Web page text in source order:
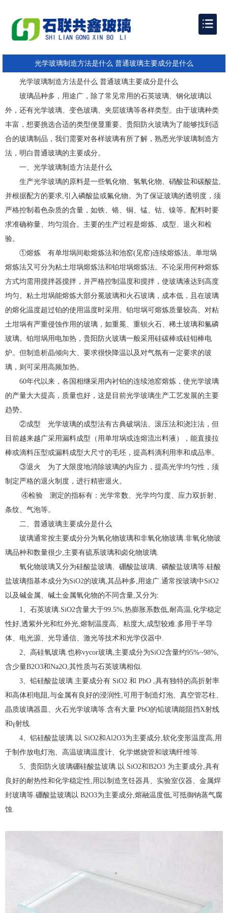
光学玻璃制造方法是什么 普通玻璃主要成分是什么
光学玻璃制造方法是什么 普通玻璃主要成分是什么
玻璃品种多，用途广，除了常见常用的石英玻璃、钢化玻璃以
外，还有光学玻璃、变色玻璃、夹层玻璃等各样类型。由于玻璃种类
丰富，想要挑选合适的类型便显重要。贵阳防火玻璃为了能够找到适
合的玻璃制品，我们需要对各样玻璃有所了解，熟悉光学玻璃制造方
法，明白普通玻璃的主要成分。
一、光学玻璃制造方法是什么
生产光学玻璃的原料是一些氧化物、氢氧化物、硝酸盐和碳酸盐,
并根据配方的要求,引入磷酸盐或氟化物。为了保证玻璃的透明度，须
严格控制着色杂质的含量，如铁、铬、铜、锰、钴、镍等。配料时要
求准确称量、均匀混合。主要的生产过程是熔炼、成型、退火和检
验。
①熔炼 有单坩埚间歇熔炼法和池窑(见窑)连续熔炼法。单坩埚
熔炼法又可分为粘土坩埚熔炼法和铂坩埚熔炼法。不论采用何种熔炼
方式均需用搅拌器搅拌，并严格控制温度和搅拌，使玻璃液达到高度
均匀。粘土坩埚能熔炼大部分冕玻璃和火石玻璃，成本低，且在玻璃
的熔化温度超过铂的使用温度时采用。铂坩埚可熔炼质量较高、对粘
土坩埚有严重侵蚀作用的玻璃，如重冕、重钡火石、稀土玻璃和氟磷
玻璃。铂坩埚用电加热，贵阳防火玻璃一般采用硅碳棒或硅钼棒电
炉。但制造析晶倾向大、要求很快降温以及对气氛有一定要求的玻
璃，则可采用高频加热。
60年代以来，各国相继采用内衬铂的连续池窑熔炼，使光学玻璃
的产量大大提高，质量也好，这是目前光学玻璃生产工艺发展的主要
趋势。
②成型 光学玻璃的成型法有古典破埚法、滚压法和浇注法，但
目前越来越广采用漏料成型（用单坩埚或连熔流出料液），能直接拉
棒或滴料压型或漏料成型大尺寸的毛坯，提高料滴利用率和成品率。
③退火 为了大限度地消除玻璃的内应力，提高光学均匀性，须
制定严格的退火制度，进行精密退火。
④检验 测定的指标有：光学常数、光学均匀度、应力双折射、
条纹、气泡等。
二、普通玻璃主要成分是什么
玻璃通常按主要成分分为氧化物玻璃和非氧化物玻璃.非氧化物玻
璃品种和数量很少,主要有硫系玻璃和卤化物玻璃.
氧化物玻璃又分为硅酸盐玻璃、硼酸盐玻璃、磷酸盐玻璃等.硅酸
盐玻璃指基本成分为SiO2的玻璃,其品种多,用途广.通常按玻璃中SiO2
以及碱金属、碱土金属氧化物的不同含量,又分为:
1、石英玻璃.SiO2含量大于99.5%,热膨胀系数低,耐高温,化学稳定
性好,透紫外光和红外光,熔制温度高、粘度大,成型较难.多用于半导
体、电光源、光导通信、激光等技术和光学仪器中.
2、高硅氧玻璃.也称vycor玻璃,主要成分为SiO2含量约95%~98%,
含少量B2O3和Na2O,其性质与石英玻璃相似.
3、铅硅酸盐玻璃.主要成分有 SiO2 和 PbO ,具有独特的高折射率
和高体积电阻,与金属有良好的浸润性,可用于制造灯泡、真空管芯柱、
晶质玻璃器皿、火石光学玻璃等.含有大量 PbO的铅玻璃能阻挡X射线
和γ射线.
4、铝硅酸盐玻璃.以 SiO2和Al2O3为主要成分,软化变形温度高,用
于制作放电灯泡、高温玻璃温度计、化学燃烧管和玻璃纤维等.
5、贵阳防火玻璃硼硅酸盐玻璃.以 SiO2和B2O3 为主要成分,具有
良好的耐热性和化学稳定性,用以制造烹饪器具、实验室仪器、金属焊
封玻璃等.硼酸盐玻璃以 B2O3为主要成分,熔融温度低,可抵御钠蒸气腐
蚀.